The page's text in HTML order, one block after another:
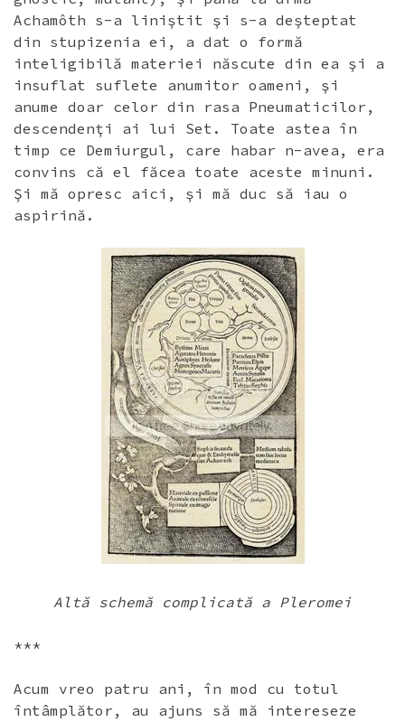
Achamôth s-a liniştit şi s-a deşteptat
din stupizenia ei, a dat o formă
inteligibilă materiei născute din ea şi a
insuflat suflete anumitor oameni, şi
anume doar celor din rasa Pneumaticilor,
descendenţi ai lui Set. Toate astea în
timp ce Demiurgul, care habar n-avea, era
convins că el făcea toate aceste minuni.
Şi mă opresc aici, şi mă duc să iau o
aspirină.
Altă schemă complicată a Pleromei
***
Acum vreo patru ani, în mod cu totul
întâmplător, au ajuns să mă intereseze